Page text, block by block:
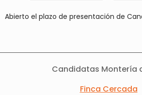
Abierto el plazo de presentación de
Candidatas Montería
Finca Cercada